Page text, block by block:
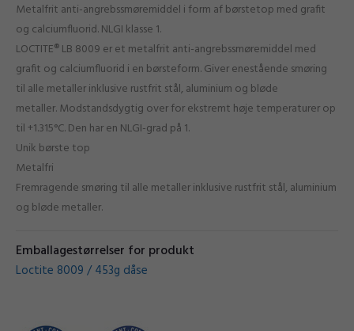
Metalfrit anti-angrebssmøremiddel i form af børstetop med grafit
og calciumfluorid. NLGI klasse 1.
LOCTITE® LB 8009 er et metalfrit anti-angrebssmøremiddel med
grafit og calciumfluorid i en børsteform. Giver enestående smøring
til alle metaller inklusive rustfrit stål, aluminium og bløde
metaller. Modstandsdygtig over for ekstremt høje temperaturer op
til +1.315°C. Den har en NLGI-grad på 1.
Unik børste top
Metalfri
Fremragende smøring til alle metaller inklusive rustfrit stål, aluminium
og bløde metaller.
Emballagestørrelser for produkt
Loctite 8009 / 453g dåse